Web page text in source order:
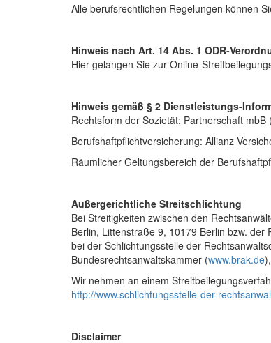
Alle berufsrechtlichen Regelungen können
Hinweis nach Art. 14 Abs. 1 ODR-
Hier gelangen Sie zur Online-
Hinweis gemäß § 2 Dienstleistungs-
Rechtsform der Sozietät: Partnerschaft
Berufshaftpflichtversicherung: Allianz
Räumlicher Geltungsbereich der
Außergerichtliche Streitschlichtung
Bei Streitigkeiten zwischen den
Berlin, Littenstraße 9, 10179 Berlin bzw.
bei der Schlichtungsstelle der
Bundesrechtsanwaltskammer (www.brak.de
Wir nehmen an einem
http://www.schlichtungsstelle-der-
Disclaimer